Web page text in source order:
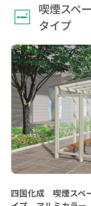
喫煙スペ
タイプ
四国化成 喫煙スペ